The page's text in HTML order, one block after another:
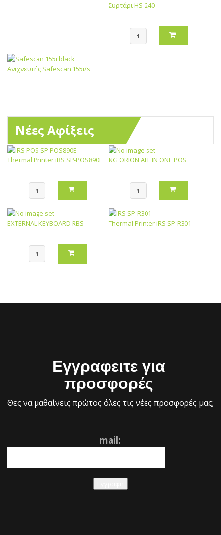
Συρτάρι HS-240
Ανιχνευτής Safescan 155i/s
Νέες Αφίξεις
Thermal Printer iRS SP-POS890E NG ORION ALL IN ONE POS
EXTERNAL KEYBOARD RBS Thermal Printer iRS SP-R301
Εγγραφειτε για
προσφορές
Θες να μαθαίνεις πρώτος όλες τις νέες προσφορές μας;
mail: